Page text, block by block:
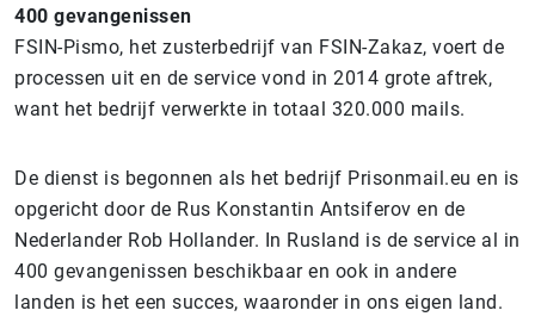
400 gevangenissen
FSIN-Pismo, het zusterbedrijf van FSIN-Zakaz, voert de
processen uit en de service vond in 2014 grote aftrek,
want het bedrijf verwerkte in totaal 320.000 mails.
De dienst is begonnen als het bedrijf Prisonmail.eu en is
opgericht door de Rus Konstantin Antsiferov en de
Nederlander Rob Hollander. In Rusland is de service al in
400 gevangenissen beschikbaar en ook in andere
landen is het een succes, waaronder in ons eigen land.